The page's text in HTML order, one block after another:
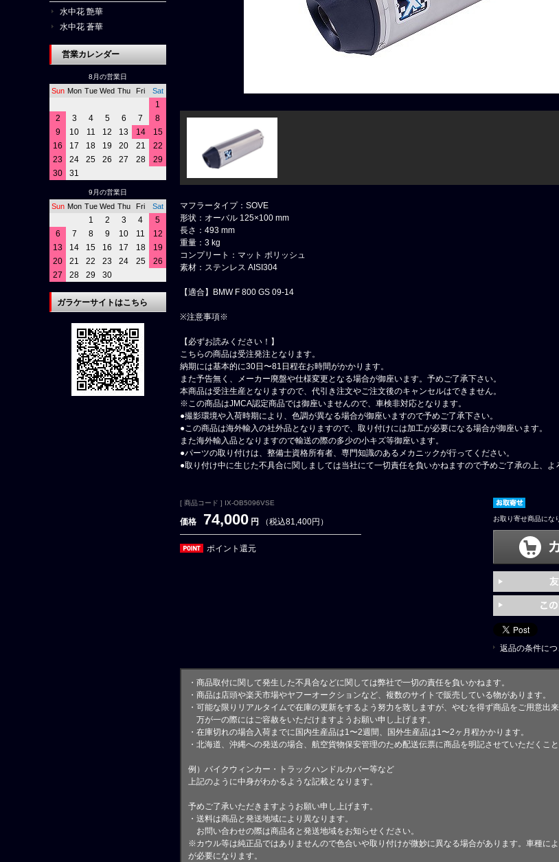
マフラータイプ：SOVE
形状：オーバル 125×100 mm
長さ：493 mm
重量：3 kg
コンプリート：マット ポリッシュ
素材：ステンレス AISI304
【適合】BMW F 800 GS 09-14
※注意事項※
【必ずお読みください！】
こちらの商品は受注発注となります。
納期には基本的に30日〜81日程在お時間がかかります。
また予告無く、メーカー廃盤や仕様変更となる場合が御座います。予めご了承下さい。
本商品は受注生産となりますので、代引き注文やご注文後のキャンセルはできません。
※この商品はJMCA認定商品では御座いませんので、車検非対応となります。
●撮影環境や入荷時期により、色調が異なる場合が御座いますので予めご了承下さい。
●この商品は海外輸入の社外品となりますので、取り付けには加工が必要になる場合が御座います。
また海外輸入品となりますので輸送の際の多少の小キズ等御座います。
●パーツの取り付けは、整備士資格所有者、専門知識のあるメカニックが行ってください。
●取り付け中に生じた不具合に関しましては当社にて一切責任を負いかねますので予めご了承の上、よ
[ 商品コード ] IX-OB5096VSE
価格 74,000 円 （税込81,400円）
ポイント還元
お取り寄せ商品にな
返品の条件に
・商品取付に関して発生した不具合などに関しては弊社で一切の責任を負いかねます。
・商品は店頭や楽天市場やヤフーオークションなど、複数のサイトで販売している物があります。
・可能な限りリアルタイムで在庫の更新をするよう努力を致しますが、やむを得ず商品をご用意出
万が一の際にはご容赦をいただけますようお願い申し上げます。
・在庫切れの場合入荷までに国内生産品は1〜2週間、国外生産品は1〜2ヶ月程かかります。
・北海道、沖縄への発送の場合、航空貨物保安管理のため配送伝票に商品を明記させていただくこと
例）バイクウィンカー・トラックハンドルカバー等など
上記のように中身がわかるような記載となります。
予めご了承いただきますようお願い申し上げます。
・送料は商品と発送地域により異なります。
お問い合わせの際は商品名と発送地域をお知らせください。
※カウル等は純正品ではありませんので色合いや取り付けが微妙に異なる場合があります。車種に
が必要になります。
水中花 艶華
水中花 蒼華
営業カレンダー
8月の営業日
Sun Mon Tue Wed Thu Fri Sat
1
2
3 4 5 6 7
8
9
10 11 12 13 14
15
16
17 18 19 20 21
22
23
24 25 26 27 28
29
30
31
9月の営業日
Sun Mon Tue Wed Thu Fri Sat
1 2 3 4
5
6
7 8 9 10 11
12
13
14 15 16 17 18
19
20
21 22 23 24 25
26
27
28 29 30
ガラケーサイトはこちら